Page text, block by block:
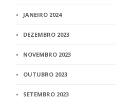
JANEIRO 2024
DEZEMBRO 2023
NOVEMBRO 2023
OUTUBRO 2023
SETEMBRO 2023